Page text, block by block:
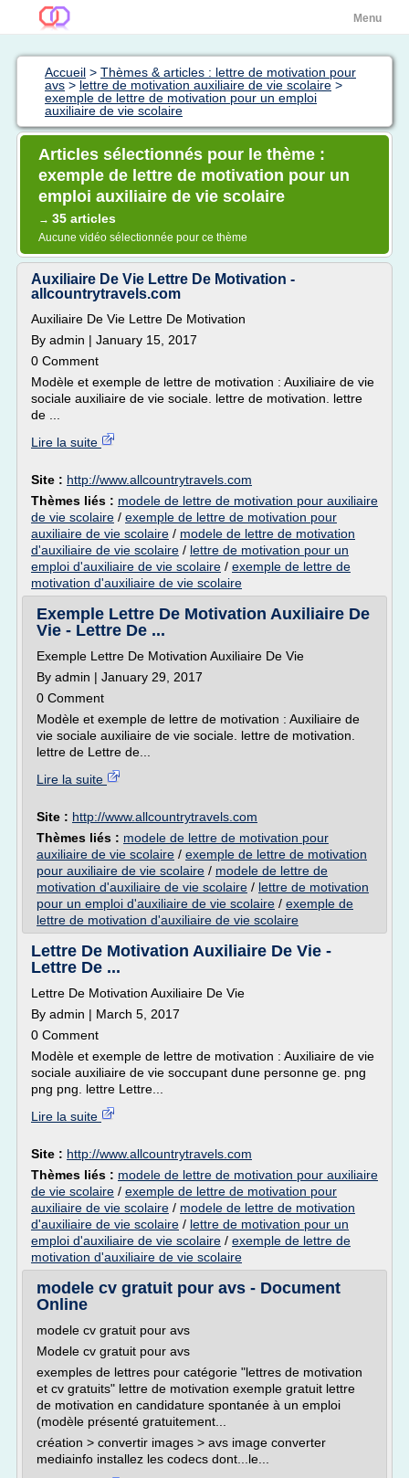
Menu
Accueil > Thèmes & articles : lettre de motivation pour
avs > lettre de motivation auxiliaire de vie scolaire >
exemple de lettre de motivation pour un emploi
auxiliaire de vie scolaire
Articles sélectionnés pour le thème :
exemple de lettre de motivation pour un
emploi auxiliaire de vie scolaire
→ 35 articles
Aucune vidéo sélectionnée pour ce thème
Auxiliaire De Vie Lettre De Motivation -
allcountrytravels.com
Auxiliaire De Vie Lettre De Motivation
By admin | January 15, 2017
0 Comment
Modèle et exemple de lettre de motivation : Auxiliaire de vie
sociale auxiliaire de vie sociale. lettre de motivation. lettre
de ...
Lire la suite
Site : http://www.allcountrytravels.com
Thèmes liés : modele de lettre de motivation pour auxiliaire
de vie scolaire / exemple de lettre de motivation pour
auxiliaire de vie scolaire / modele de lettre de motivation
d'auxiliaire de vie scolaire / lettre de motivation pour un
emploi d'auxiliaire de vie scolaire / exemple de lettre de
motivation d'auxiliaire de vie scolaire
Exemple Lettre De Motivation Auxiliaire De
Vie - Lettre De ...
Exemple Lettre De Motivation Auxiliaire De Vie
By admin | January 29, 2017
0 Comment
Modèle et exemple de lettre de motivation : Auxiliaire de
vie sociale auxiliaire de vie sociale. lettre de motivation.
lettre de Lettre de...
Lire la suite
Site : http://www.allcountrytravels.com
Thèmes liés : modele de lettre de motivation pour
auxiliaire de vie scolaire / exemple de lettre de motivation
pour auxiliaire de vie scolaire / modele de lettre de
motivation d'auxiliaire de vie scolaire / lettre de motivation
pour un emploi d'auxiliaire de vie scolaire / exemple de
lettre de motivation d'auxiliaire de vie scolaire
Lettre De Motivation Auxiliaire De Vie -
Lettre De ...
Lettre De Motivation Auxiliaire De Vie
By admin | March 5, 2017
0 Comment
Modèle et exemple de lettre de motivation : Auxiliaire de vie
sociale auxiliaire de vie soccupant dune personne ge. png
png png. lettre Lettre...
Lire la suite
Site : http://www.allcountrytravels.com
Thèmes liés : modele de lettre de motivation pour auxiliaire
de vie scolaire / exemple de lettre de motivation pour
auxiliaire de vie scolaire / modele de lettre de motivation
d'auxiliaire de vie scolaire / lettre de motivation pour un
emploi d'auxiliaire de vie scolaire / exemple de lettre de
motivation d'auxiliaire de vie scolaire
modele cv gratuit pour avs - Document
Online
modele cv gratuit pour avs
Modele cv gratuit pour avs
exemples de lettres pour catégorie "lettres de motivation
et cv gratuits" lettre de motivation exemple gratuit lettre
de motivation en candidature spontanée à un emploi
(modèle présenté gratuitement...
création > convertir images > avs image converter
mediainfo installez les codecs dont...le...